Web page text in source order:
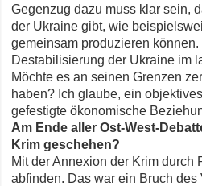
Gegenzug dazu muss klar sein,
der Ukraine gibt, wie
gemeinsam produzieren
Destabilisierung der Ukraine im
Möchte es an seinen Grenzen
haben? Ich glaube, ein
gefestigte ökonomische
Am Ende aller Ost-West-
Krim geschehen?
Mit der Annexion der Krim durch
abfinden. Das war ein Bruch